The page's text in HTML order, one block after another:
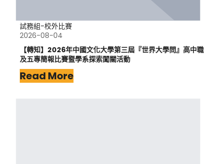
試務組-校外比賽
2026-08-04
【轉知】2026年中國文化大學第三屆『世界大學問』高中職
及五專簡報比賽暨學系探索闖關活動
Read More